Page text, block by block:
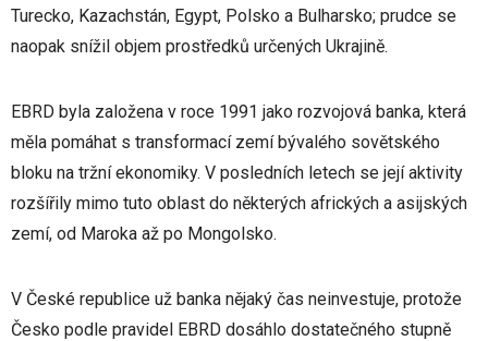
Turecko, Kazachstán, Egypt, Polsko a Bulharsko; prudce se
naopak snížil objem prostředků určených Ukrajině.
EBRD byla založena v roce 1991 jako rozvojová banka, která
měla pomáhat s transformací zemí bývalého sovětského
bloku na tržní ekonomiky. V posledních letech se její aktivity
rozšířily mimo tuto oblast do některých afrických a asijských
zemí, od Maroka až po Mongolsko.
V České republice už banka nějaký čas neinvestuje, protože
Česko podle pravidel EBRD dosáhlo dostatečného stupně